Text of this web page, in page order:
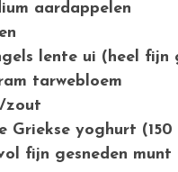
aardappelen
lente ui (heel fijn
tarwebloem
zout
Griekse yoghurt (150
fijn gesneden munt